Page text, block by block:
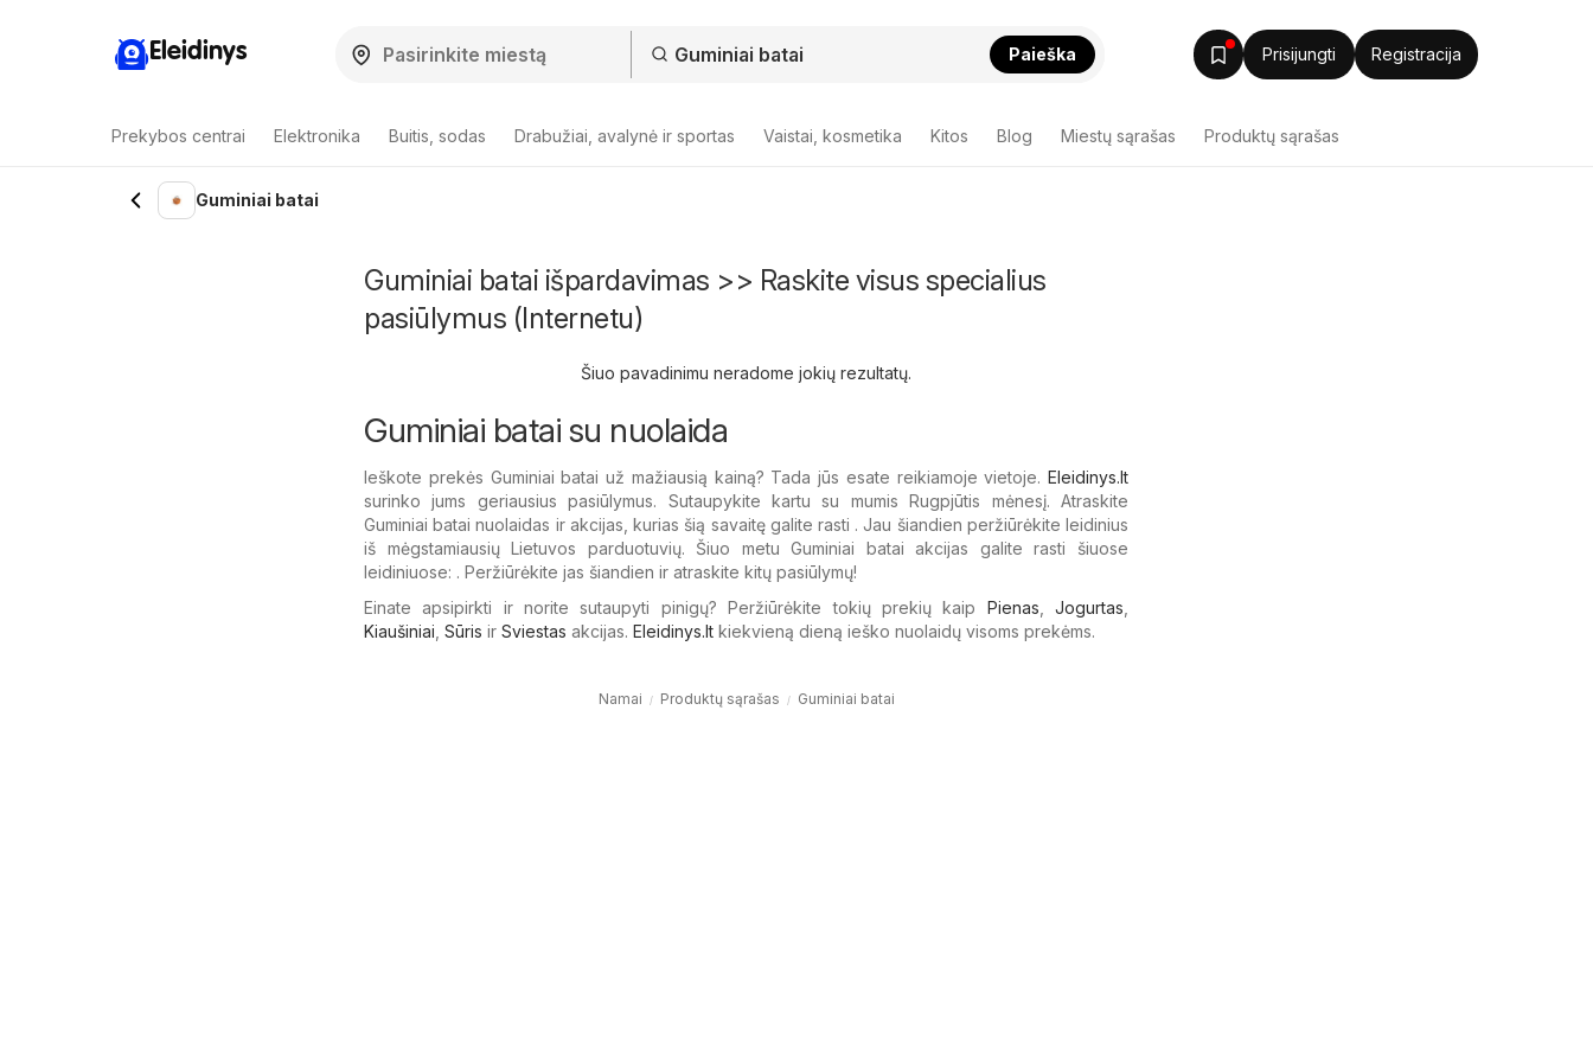
Eleidinys Paieška Prisijungti Registracija
Prekybos centrai Elektronika Buitis, sodas Drabužiai, avalynė ir sportas Vaistai, kosmetika Kitos Blog Miestų sąrašas Produktų sąrašas
Guminiai batai
Guminiai batai išpardavimas >> Raskite visus specialius
pasiūlymus (Internetu)
Šiuo pavadinimu neradome jokių rezultatų.
Guminiai batai su nuolaida
Ieškote prekės Guminiai batai už mažiausią kainą? Tada jūs esate reikiamoje vietoje. Eleidinys.lt
surinko jums geriausius pasiūlymus. Sutaupykite kartu su mumis Rugpjūtis mėnesį. Atraskite
Guminiai batai nuolaidas ir akcijas, kurias šią savaitę galite rasti . Jau šiandien peržiūrėkite leidinius
iš mėgstamiausių Lietuvos parduotuvių. Šiuo metu Guminiai batai akcijas galite rasti šiuose
leidiniuose: . Peržiūrėkite jas šiandien ir atraskite kitų pasiūlymų!
Einate apsipirkti ir norite sutaupyti pinigų? Peržiūrėkite tokių prekių kaip Pienas ,Jogurtas
Kiaušiniai Sūris ir Sviestas akcijas. Eleidinys.lt kiekvieną dieną ieško nuolaidų visoms prekėms.
Namai Produktų sąrašas Guminiai batai